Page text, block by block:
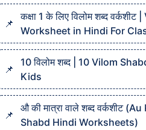
कक्षा 1 के लिए विलोम शब्द
Worksheet in Hindi For
10 विलोम शब्द | 10 Vilom
Kids
औ की मात्रा वाले शब्द वर्कशीट
Shabd Hindi Worksheets)